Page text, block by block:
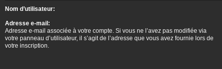
Nom d’utilisateur:
Adresse e-mail:
Adresse e-mail associée à votre compte. Si vous ne l’avez pas modifiée via
votre panneau d’utilisateur, il s’agit de l’adresse que vous avez fournie lors de
votre inscription.